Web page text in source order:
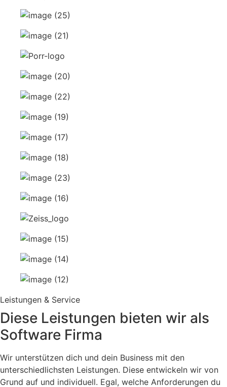
Leistungen & Service
Diese Leistungen bieten wir als
Software Firma
Wir unterstützen dich und dein Business mit den
unterschiedlichsten Leistungen. Diese entwickeln wir von
Grund auf und individuell. Egal, welche Anforderungen du